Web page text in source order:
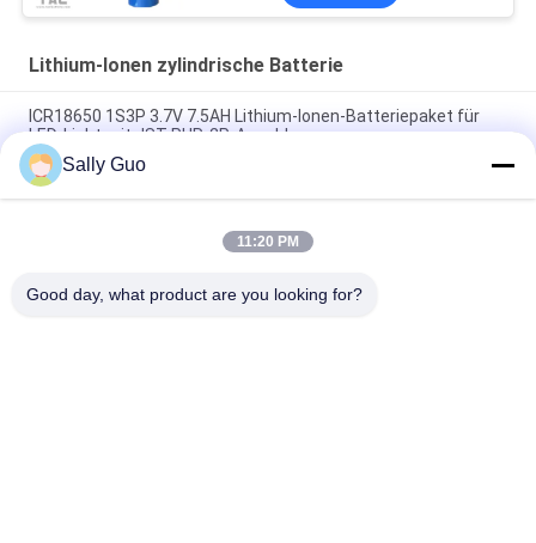
Lithium-Ionen zylindrische Batterie
ICR18650 1S3P 3.7V 7.5AH Lithium-Ionen-Batteriepaket für
LED-Licht mit JST PHR-2P-Anschluss
Lithium-Batterie 18650 für der Mobiltelefon-INM 7.4V Satz
Lithium-des Ion2200mah
3,7 Lithium-Ionenzylinderförmige Batterie des Volt-2300mAh
Sally Guo
11:20 PM
Good day, what product are you looking for?